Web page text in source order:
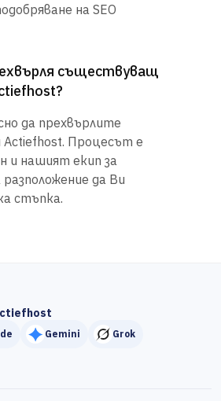
на SEO
съществуващ
да прехвърлите
Actiefhost. Процесът е
и нашият екип за
да Ви
стъпка.
Gemini Grok